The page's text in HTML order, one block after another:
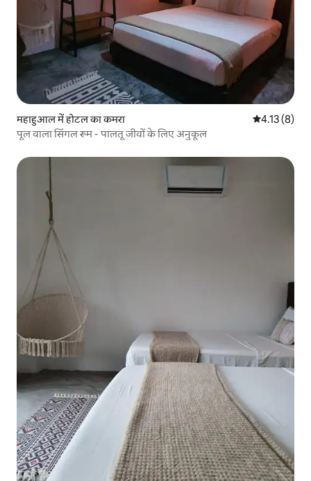
महाहुआल में होटल का कमरा औसत रेटिंग 5
4.13 (8)
पूल वाला सिंगल रूम - पालतू जीवों के लिए अनुकूल